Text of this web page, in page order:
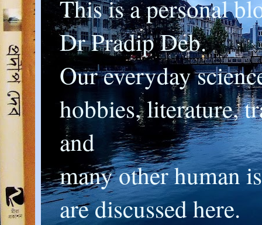
This is a personal
Dr Pradip Deb.
Our everyday
hobbies, literature,
and
many other human
are discussed here.